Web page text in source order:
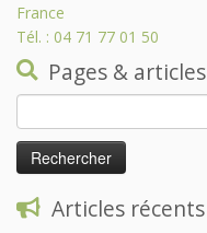
France
Tél. : 04 71 77 01 50
Pages & articles
Rechercher :
Articles récents